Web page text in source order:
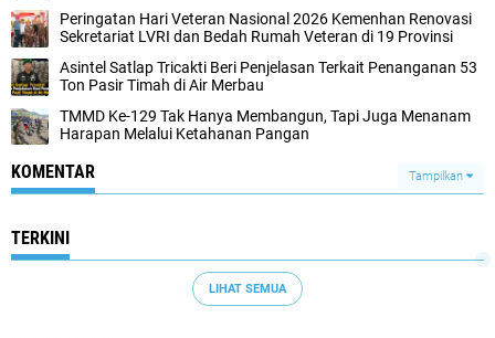
Peringatan Hari Veteran Nasional 2026 Kemenhan Renovasi
Sekretariat LVRI dan Bedah Rumah Veteran di 19 Provinsi
Asintel Satlap Tricakti Beri Penjelasan Terkait Penanganan 53
Ton Pasir Timah di Air Merbau
TMMD Ke-129 Tak Hanya Membangun, Tapi Juga Menanam
Harapan Melalui Ketahanan Pangan
KOMENTAR Tampilkan
TERKINI
LIHAT SEMUA